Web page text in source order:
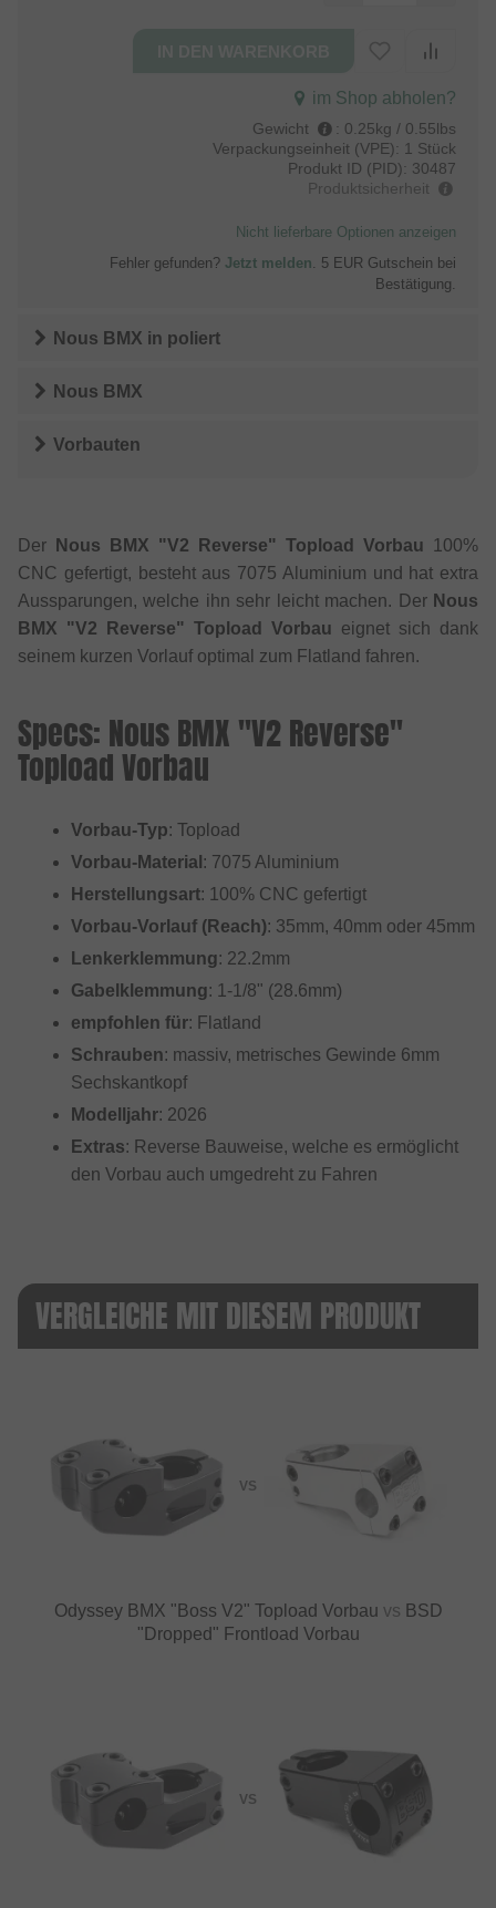
im Shop abholen?
Gewicht : 0.25kg / 0.55lbs
Verpackungseinheit (VPE): 1 Stück
Produkt ID (PID): 30487
Produktsicherheit
Nicht lieferbare Optionen anzeigen
Fehler gefunden? Jetzt melden . 5 EUR Gutschein bei
Bestätigung.
Nous BMX in poliert
Nous BMX
Vorbauten
Der Nous BMX "V2 Reverse" Topload Vorbau 100%
CNC gefertigt, besteht aus 7075 Aluminium und hat extra
Aussparungen, welche ihn sehr leicht machen. Der Nous
BMX "V2 Reverse" Topload Vorbau eignet sich dank
seinem kurzen Vorlauf optimal zum Flatland fahren.
Specs: Nous BMX "V2 Reverse"
Topload Vorbau
Vorbau-Typ: Topload
Vorbau-Material : 7075 Aluminium
Herstellungsart: 100% CNC gefertigt
Vorbau-Vorlauf (Reach): 35mm, 40mm oder 45mm
Lenkerklemmung: 22.2mm
Gabelklemmung: 1-1/8" (28.6mm)
empfohlen für: Flatland
Schrauben: massiv, metrisches Gewinde 6mm
Sechskantkopf
Modelljahr: 2026
Extras: Reverse Bauweise, welche es ermöglicht
den Vorbau auch umgedreht zu Fahren
VERGLEICHE MIT DIESEM PRODUKT
VS
Odyssey BMX "Boss V2" Topload Vorbau vs BSD
"Dropped" Frontload Vorbau
VS